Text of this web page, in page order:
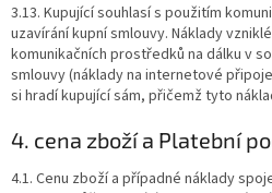
3.13. Kupující souhlasí s použitím
uzavírání kupní smlouvy. Náklady
komunikačních prostředků na dálku v
smlouvy (náklady na internetové
si hradí kupující sám, přičemž tyto
4. cena zboží a Platební
4.1. Cenu zboží a případné náklady